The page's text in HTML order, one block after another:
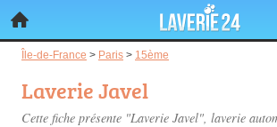
Île-de-France > Paris > 15ème
Laverie Javel
Cette fiche présente "Laverie Javel", laverie